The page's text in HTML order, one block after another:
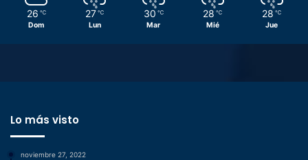
26 ℃
Dom
27 ℃
Lun
30 ℃
Mar
28 ℃
Mié
28 ℃
Jue
Lo más visto
noviembre 27, 2022